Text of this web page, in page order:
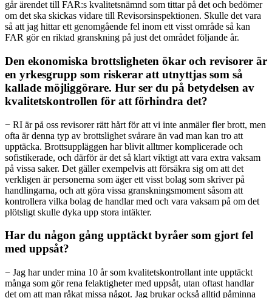
går ärendet till FAR:s kvalitetsnämnd som tittar på det och bedömer
om det ska skickas vidare till Revisorsinspektionen. Skulle det vara
så att jag hittar ett genomgående fel inom ett visst område så kan
FAR gör en riktad granskning på just det området följande år.
Den ekonomiska brottsligheten ökar och revisorer är
en yrkesgrupp som riskerar att utnyttjas som så
kallade möjliggörare. Hur ser du på betydelsen av
kvalitetskontrollen för att förhindra det?
− RI är på oss revisorer rätt hårt för att vi inte anmäler fler brott, men
ofta är denna typ av brottslighet svårare än vad man kan tro att
upptäcka. Brottsuppläggen har blivit alltmer komplicerade och
sofistikerade, och därför är det så klart viktigt att vara extra vaksam
på vissa saker. Det gäller exempelvis att försäkra sig om att det
verkligen är personerna som äger ett visst bolag som skriver på
handlingarna, och att göra vissa granskningsmoment såsom att
kontrollera vilka bolag de handlar med och vara vaksam på om det
plötsligt skulle dyka upp stora intäkter.
Har du någon gång upptäckt byråer som gjort fel
med uppsåt?
− Jag har under mina 10 år som kvalitetskontrollant inte upptäckt
många som gör rena felaktigheter med uppsåt, utan oftast handlar
det om att man råkat missa något. Jag brukar också alltid påminna